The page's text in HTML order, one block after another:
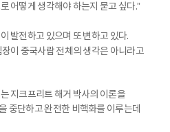
어떻게 생각해야 하는지 묻고 싶다.”
발전하고 있으며 또 변하고 있다.
이 중국사람 전체의 생각은 아니라고
지크프리트 해거 박사의 이론을
중단하고 완전한 비핵화를 이루는데